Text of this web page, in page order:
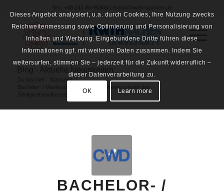
Startseite /
BACHELOR- /
Dieses Angebot analysiert, u.a. durch Cookies, Ihre Nutzung zwecks
Reichweitenmessung sowie Optimierung und Personalisierung von
Inhalten und Werbung. Eingebundene Dritte führen diese
Informationen ggf. mit weiteren Daten zusammen. Indem Sie
weitersurfen, stimmen Sie – jederzeit für die Zukunft widerruflich –
dieser Datenverarbeitung zu.
OK Learn more